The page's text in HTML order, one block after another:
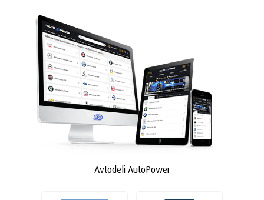
Avtodeli AutoPower